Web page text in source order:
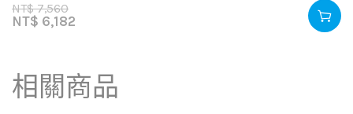
NT$7,560
NT$ 6,182
相關商品